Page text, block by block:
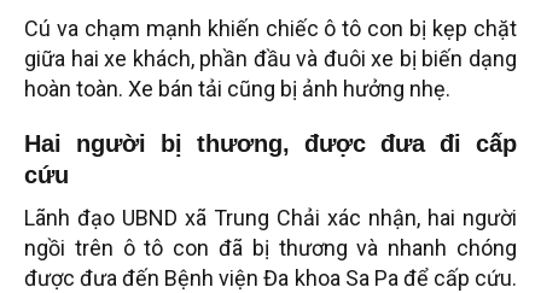
Cú va chạm mạnh khiến chiếc ô tô con bị kẹp chặt
giữa hai xe khách, phần đầu và đuôi xe bị biến dạng
hoàn toàn. Xe bán tải cũng bị ảnh hưởng nhẹ.
Hai người bị thương, được đưa đi cấp
cứu
Lãnh đạo UBND xã Trung Chải xác nhận, hai người
ngồi trên ô tô con đã bị thương và nhanh chóng
được đưa đến Bệnh viện Đa khoa Sa Pa để cấp cứu.